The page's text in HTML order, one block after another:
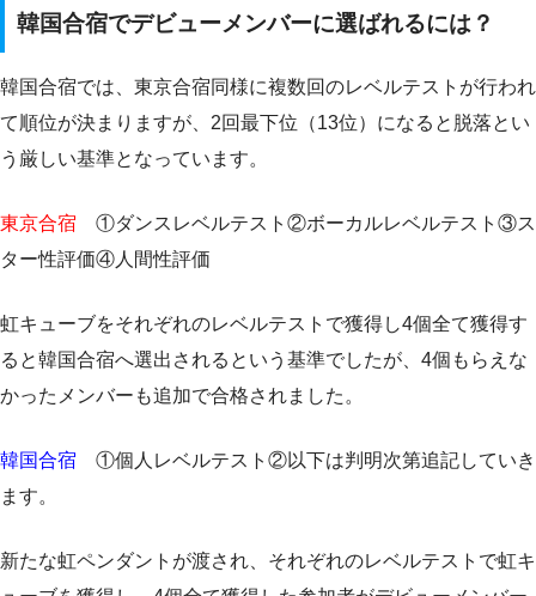
韓国合宿でデビューメンバーに選ばれるには？
韓国合宿では、東京合宿同様に複数回のレベルテストが行われ
て順位が決まりますが、2回最下位（13位）になると脱落とい
う厳しい基準となっています。
東京合宿 ①ダンスレベルテスト②ボーカルレベルテスト③ス
ター性評価④人間性評価
虹キューブをそれぞれのレベルテストで獲得し4個全て獲得す
ると韓国合宿へ選出されるという基準でしたが、4個もらえな
かったメンバーも追加で合格されました。
韓国合宿 ①個人レベルテスト②以下は判明次第追記していき
ます。
新たな虹ペンダントが渡され、それぞれのレベルテストで虹キ